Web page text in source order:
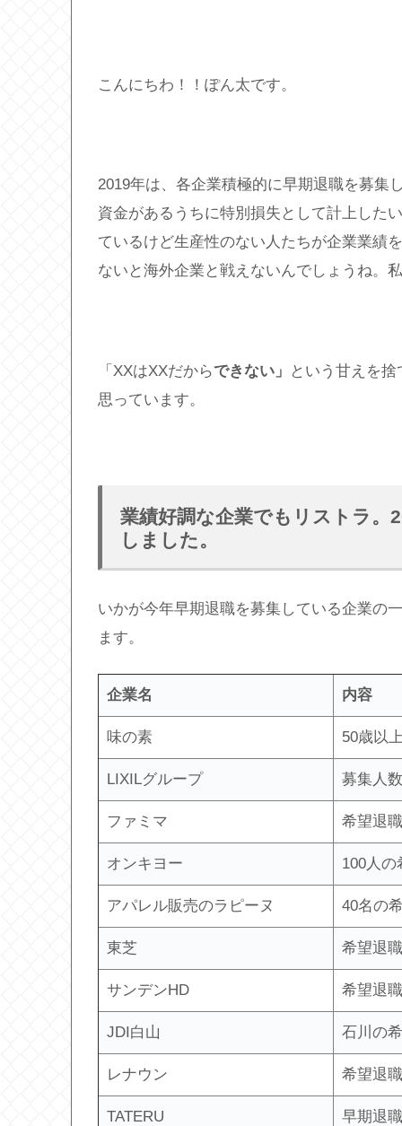
こんにちわ！！ぽん太です。
2019年は、各企業積極的に早期退職を募集
資金があるうちに特別損失として計上した
ているけど生産性のない人たちが企業業績
ないと海外企業と戦えないんでしょうね。
「XXはXXだからできない」
という甘えを
思っています。
業績好調な企業でもリストラ。
しました。
いかが今年早期退職を募集している企業の
ます。
企業名 内容
味の素 50歳以
LIXILグループ 募集人
ファミマ 希望退
オンキヨー 100人の
アパレル販売のラピーヌ 40名の
東芝 希望退
サンデンHD 希望退
JDI白山 石川の
レナウン 希望退
TATERU 早期退